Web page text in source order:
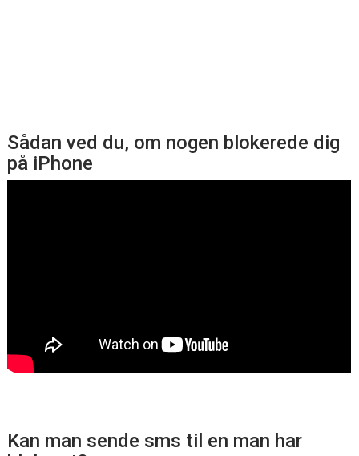
Sådan ved du, om nogen blokerede dig
på iPhone
Kan man sende sms til en man har